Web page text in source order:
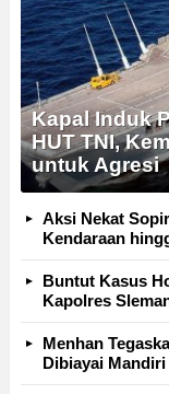
Kapal Induk
HUT TNI,
untuk Agresi
Aksi Nekat
Kendaraan
Buntut Kasus
Kapolres
Menhan
Dibiayai Mandiri